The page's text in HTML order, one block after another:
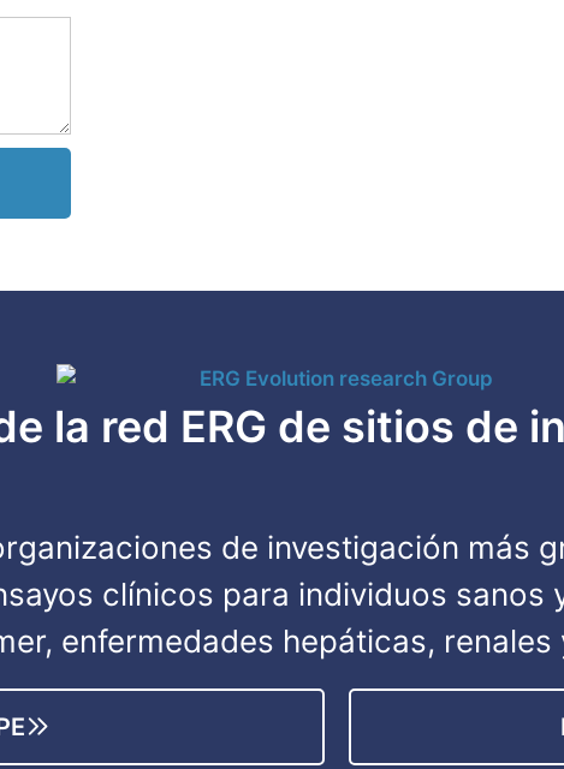
la red ERG de sitios de
de investigación más
clínicos para individuos
enfermedades hepáticas,